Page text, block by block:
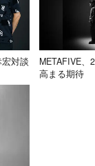
対談
METAFIVE、
高まる期待